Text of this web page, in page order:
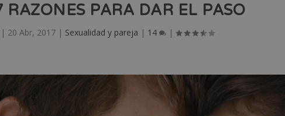
RAZONES PARA DAR EL PASO
| 20 Abr, 2017 | Sexualidad y pareja | 14 |